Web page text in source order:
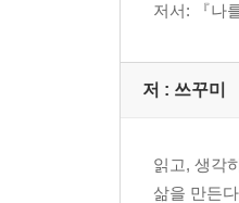
저서: 『나
저 : 쓰꾸미
읽고, 생각
삶을 만든